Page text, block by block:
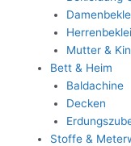
Mutter &
Bett & Heim
Baldachine
Decken
Stoffe &